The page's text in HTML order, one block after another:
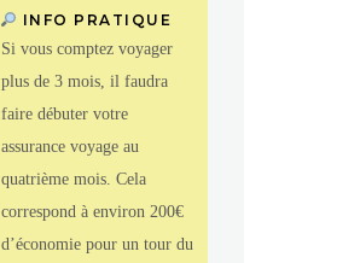
INFO PRATIQUE
Si vous comptez voyager
plus de 3 mois, il faudra
faire débuter votre
assurance voyage au
quatrième mois. Cela
correspond à environ 200€
d’économie pour un tour du